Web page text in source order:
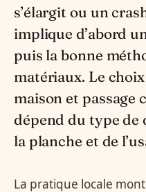
s’élargit ou un
implique d’abord
puis la bonne
matériaux. Le
maison et passage
dépend du type de
la planche et de
La pratique locale